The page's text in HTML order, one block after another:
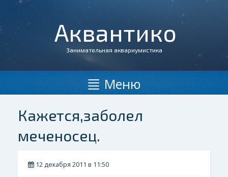
Аквантико
Занимательная аквариумистика
Меню
Кажется,заболел
меченосец.
12 декабря 2011 в 11:50